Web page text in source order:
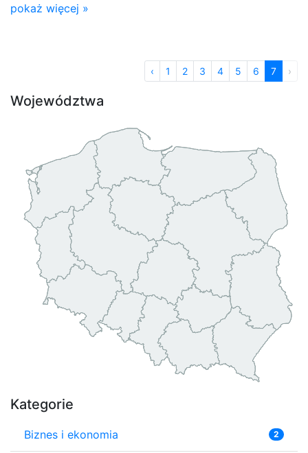
pokaż więcej »
‹ 1 2 3 4 5 6 7 ›
Województwa
Kategorie
Biznes i ekonomia 2